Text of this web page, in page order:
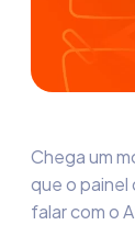
Chega um
que o painel
falar com o